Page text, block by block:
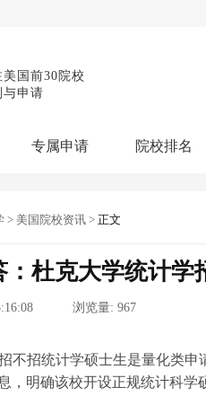
美国前30院校
与申请
院校资讯
专属申请
本科申请：
博士申请： 博士定制方
混合申请：
留学工具： GPA计算器
院校排名
> 美国院校资讯 > 正文
：杜克大学统计学
浏览量: 967
不招统计学硕士生是量化类
，明确该校开设正规统计科